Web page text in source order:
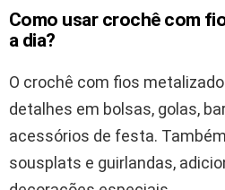
Como usar crochê com
a dia?
O crochê com fios
detalhes em bolsas, golas,
acessórios de festa.
sousplats e guirlandas,